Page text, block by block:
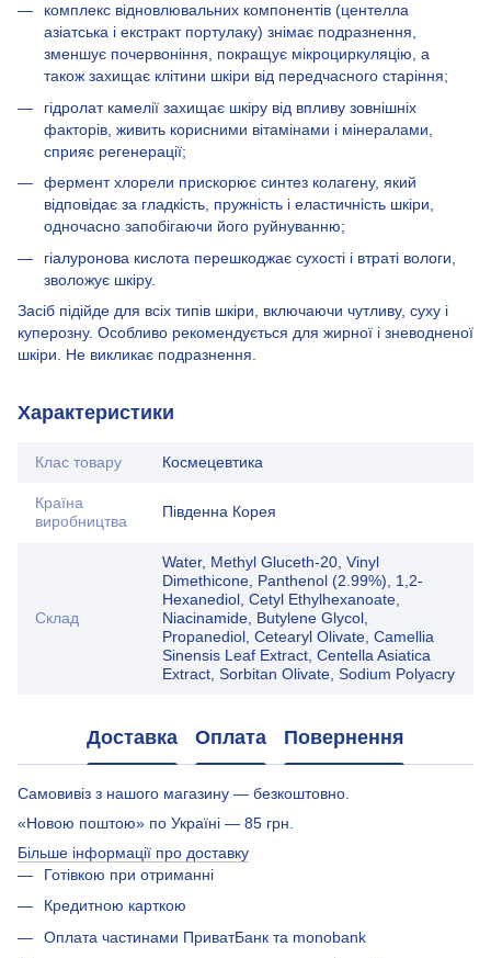
комплекс відновлювальних компонентів (центелла
азіатська і екстракт портулаку) знімає подразнення,
зменшує почервоніння, покращує мікроциркуляцію, а
також захищає клітини шкіри від передчасного старіння;
гідролат камелії захищає шкіру від впливу зовнішніх
факторів, живить корисними вітамінами і мінералами,
сприяє регенерації;
фермент хлорели прискорює синтез колагену, який
відповідає за гладкість, пружність і еластичність шкіри,
одночасно запобігаючи його руйнуванню;
гіалуронова кислота перешкоджає сухості і втраті вологи,
зволожує шкіру.
Засіб підійде для всіх типів шкіри, включаючи чутливу, суху і
куперозну. Особливо рекомендується для жирної і зневодненої
шкіри. Не викликає подразнення.
Характеристики
Клас товару Космецевтика
Країна
виробництва
Південна Корея
Склад
Water, Methyl Gluceth-20, Vinyl
Dimethicone, Panthenol (2.99%), 1,2-
Hexanediol, Cetyl Ethylhexanoate,
Niacinamide, Butylene Glycol,
Propanediol, Cetearyl Olivate, Camellia
Sinensis Leaf Extract, Centella Asiatica
Extract, Sorbitan Olivate, Sodium Polyacry
Доставка Оплата Повернення
Самовивіз з нашого магазину — безкоштовно.
«Новою поштою» по Україні — 85 грн.
Більше інформації про доставку
Готівкою при отриманні
Кредитною карткою
Оплата частинами ПриватБанк та monobank